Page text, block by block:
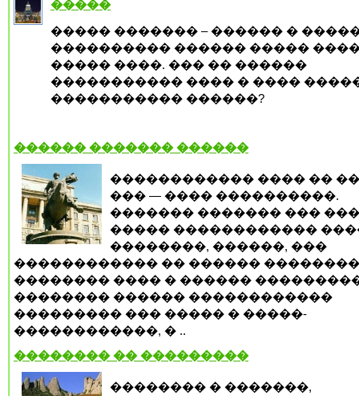
�����
����� ������� – ������ �
���������� ������ �����
����� ����. ��� �� ������
����������� ���� � ����
����������� ������?
������ ������� ������
������������ ���� ��
��� — ���� ����������.
������� ������� ���
����� ������������
��������, ������, ���
������������ �� ������ ��������
�������� ���� � ������
�������� ������ ������������
��������� ��� ����� � �����-
������������, � ..
�������� �� ���������
�������� � �������,